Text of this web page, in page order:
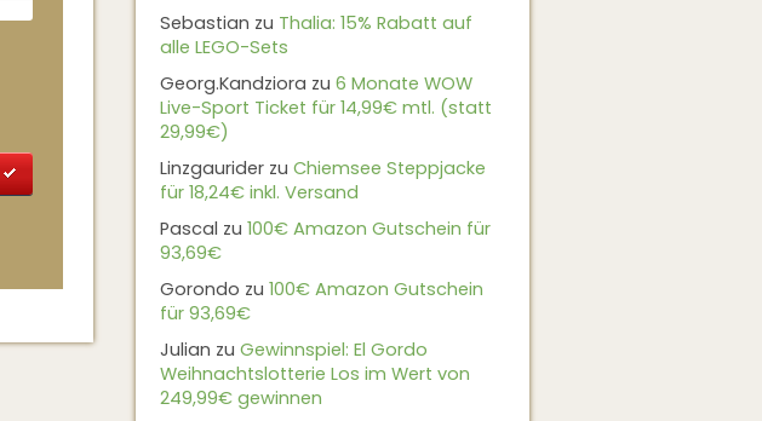
Sebastian zu Thalia: 15% Rabatt auf
alle LEGO-Sets
Georg.Kandziora zu 6 Monate WOW
Live-Sport Ticket für 14,99€ mtl. (statt
29,99€)
Linzgaurider zu Chiemsee Steppjacke
für 18,24€ inkl. Versand
Pascal zu 100€ Amazon Gutschein für
93,69€
Gorondo zu 100€ Amazon Gutschein
für 93,69€
Julian zu Gewinnspiel: El Gordo
Weihnachtslotterie Los im Wert von
249,99€ gewinnen